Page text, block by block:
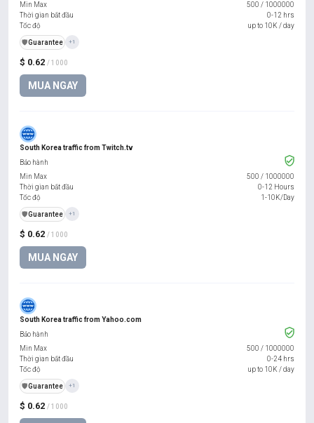
$ 0.62 / 1000
MUA NGAY
Min Max
500 / 1000000
Thời gian bắt đầu
0-12 hrs
Tốc độ
up to 10K / day
️🛡️Guarantee +1
South Korea traffic from Twitch.tv
$ 0.62 / 1000
MUA NGAY
Bảo hành
Min Max
500 / 1000000
Thời gian bắt đầu
0-12 Hours
Tốc độ
1-10K/Day
️🛡️Guarantee +1
South Korea traffic from Yahoo.com
$ 0.62 / 1000
Bảo hành
Min Max
500 / 1000000
Thời gian bắt đầu
0-24 hrs
Tốc độ
up to 10K / day
️🛡️Guarantee +1